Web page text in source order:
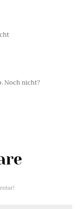
Noch nicht?